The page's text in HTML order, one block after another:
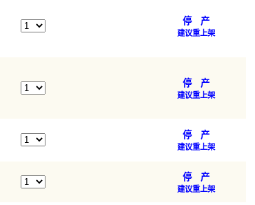
停 产
建议重上架
停 产
建议重上架
停 产
建议重上架
停 产
建议重上架